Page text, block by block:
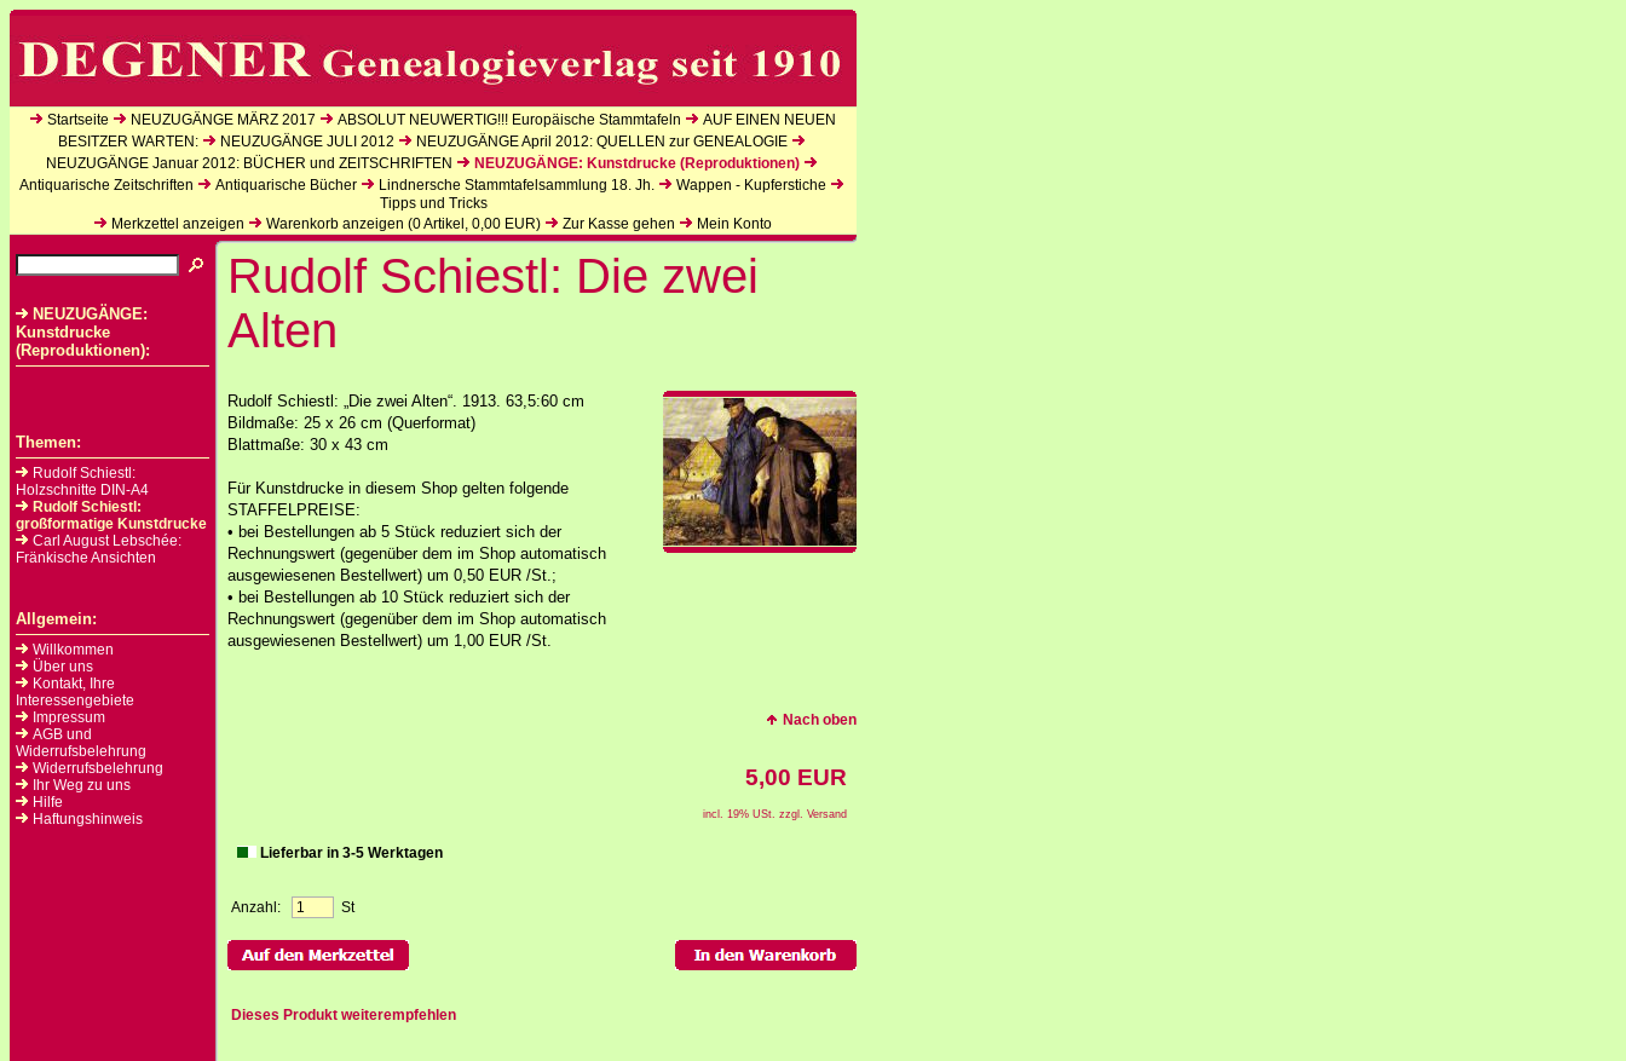
Startseite NEUZUGÄNGE MÄRZ 2017 ABSOLUT NEUWERTIG!!! Europäische Stammtafeln
AUF EINEN NEUEN
BESITZER WARTEN:
NEUZUGÄNGE JULI 2012
NEUZUGÄNGE April 2012: QUELLEN zur GENEALOGIE
NEUZUGÄNGE Januar 2012: BÜCHER und ZEITSCHRIFTEN
NEUZUGÄNGE: Kunstdrucke (Reproduktionen)
Antiquarische Zeitschriften
Antiquarische Bücher Lindnersche Stammtafelsammlung 18. Jh.
Wappen - Kupferstiche
Tipps und Tricks
Merkzettel anzeigen
Warenkorb anzeigen (0Artikel, 0,00 EUR) Zur Kasse gehen Mein Konto
NEUZUGÄNGE:
Kunstdrucke
(Reproduktionen):
Themen:
Rudolf Schiestl:
Holzschnitte DIN-A4
Rudolf Schiestl:
großformatige Kunstdrucke
Carl August Lebschée:
Fränkische Ansichten
Allgemein:
Willkommen
Über uns
Kontakt, Ihre
Interessengebiete
Impressum
AGB und
Widerrufsbelehrung
Widerrufsbelehrung
Ihr Weg zu uns
Hilfe
Haftungshinweis
Rudolf Schiestl: Die zwei
Alten
Rudolf Schiestl: „Die zwei Alten“. 1913. 63,5:60 cm
Bildmaße: 25 x 26 cm (Querformat)
Blattmaße: 30 x 43 cm
Für Kunstdrucke in diesem Shop gelten folgende
STAFFELPREISE:
• bei Bestellungen ab 5 Stück reduziert sich der
Rechnungswert (gegenüber dem im Shop automatisch
ausgewiesenen Bestellwert) um 0,50 EUR /St.;
• bei Bestellungen ab 10 Stück reduziert sich der
Rechnungswert (gegenüber dem im Shop automatisch
ausgewiesenen Bestellwert) um 1,00 EUR /St.
Nach oben
5,00 EUR
incl. 19% USt. zzgl. Versand
Lieferbar in 3-5 Werktagen
Anzahl: St
Dieses Produkt weiterempfehlen